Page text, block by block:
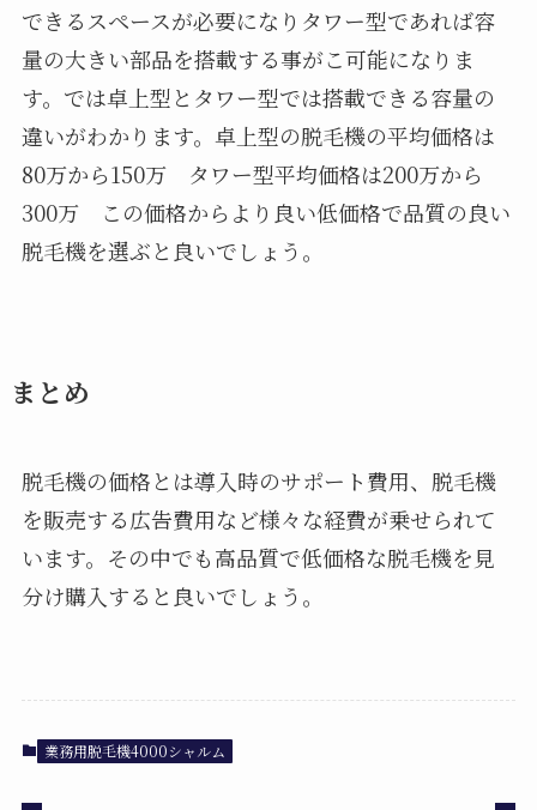
できるスペースが必要になりタワー型であれば容
量の大きい部品を搭載する事がこ可能になりま
す。では卓上型とタワー型では搭載できる容量の
違いがわかります。卓上型の脱毛機の平均価格は
80万から150万 タワー型平均価格は200万から
300万 この価格からより良い低価格で品質の良い
脱毛機を選ぶと良いでしょう。
まとめ
脱毛機の価格とは導入時のサポート費用、脱毛機
を販売する広告費用など様々な経費が乗せられて
います。その中でも高品質で低価格な脱毛機を見
分け購入すると良いでしょう。
業務用脱毛機4000シャルム